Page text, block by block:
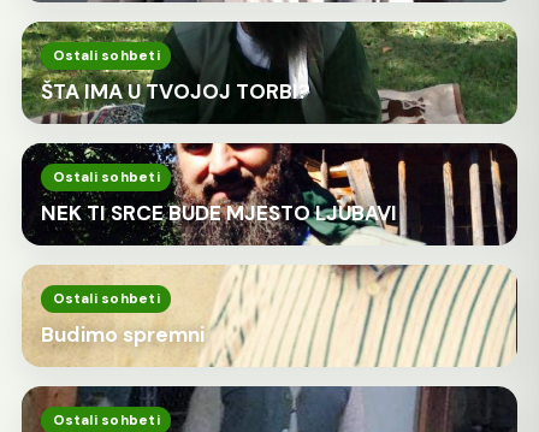
Ostali sohbeti
ŠTA IMA U TVOJOJ TORBI?
Ostali sohbeti
NEK TI SRCE BUDE MJESTO LJUBAVI
Ostali sohbeti
Budimo spremni
Ostali sohbeti